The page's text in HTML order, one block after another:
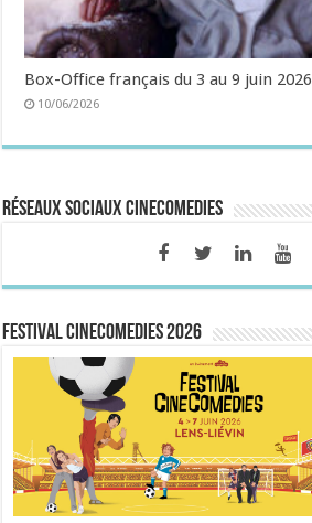
Box-Office français du 3 au 9 juin 2026
10/06/2026
Réseaux sociaux CineComedies
FESTIVAL CINECOMEDIES 2026